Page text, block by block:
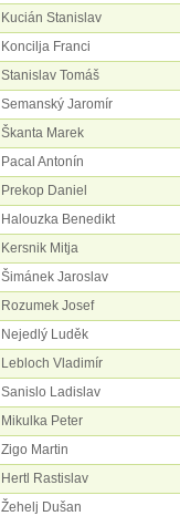
Kucián Stanislav
Koncilja Franci
Stanislav Tomáš
Semanský Jaromír
Škanta Marek
Pacal Antonín
Prekop Daniel
Halouzka Benedikt
Kersnik Mitja
Šimánek Jaroslav
Rozumek Josef
Nejedlý Luděk
Lebloch Vladimír
Sanislo Ladislav
Mikulka Peter
Zigo Martin
Hertl Rastislav
Žehelj Dušan